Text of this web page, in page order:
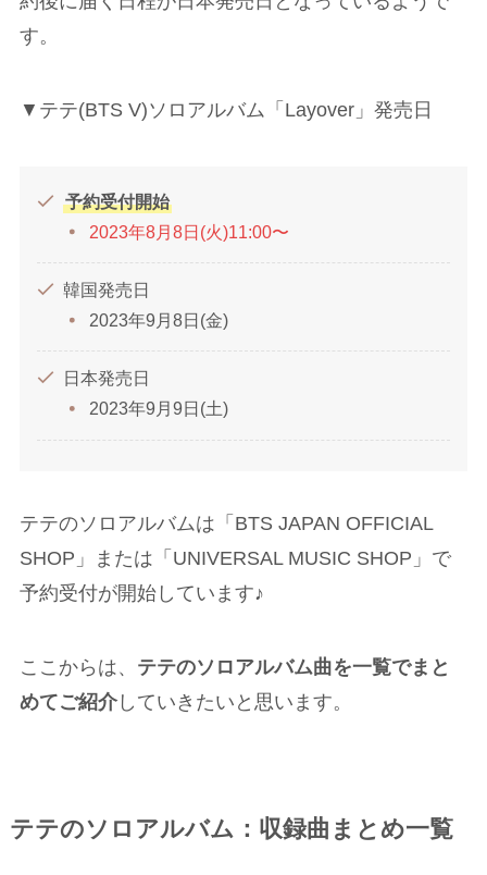
す。
▼テテ(BTS V)ソロアルバム「Layover」発売日
予約受付開始
2023年8月8日(火)11:00〜
韓国発売日
2023年9月8日(金)
日本発売日
2023年9月9日(土)
テテのソロアルバムは「BTS JAPAN OFFICIAL
SHOP」または「UNIVERSAL MUSIC SHOP」で
予約受付が開始しています♪
ここからは、 テテのソロアルバム曲を一覧でまと
めてご紹介していきたいと思います。
テテのソロアルバム：収録曲まとめ一覧